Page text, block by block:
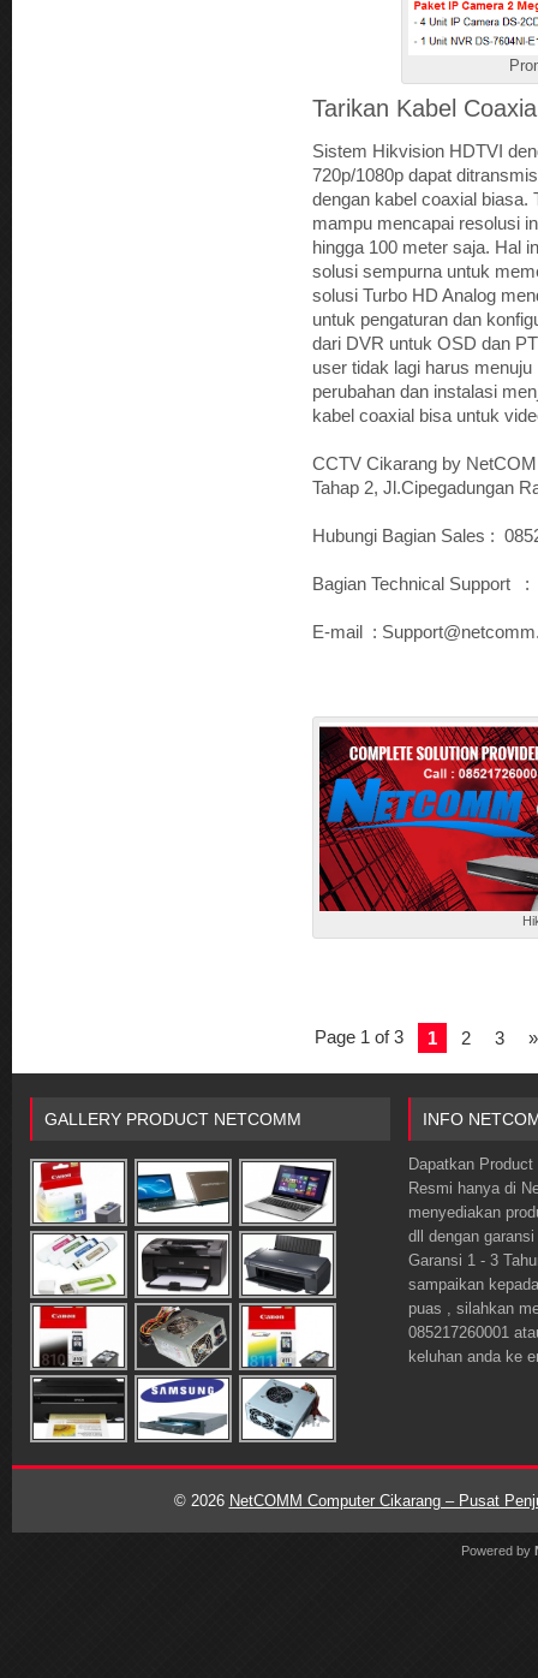
Tarikan Kabel
Sistem Hikvision HDTVI
720p/1080p dapat
dengan kabel coaxial biasa.
mampu mencapai resolusi
hingga 100 meter saja. Hal
solusi sempurna untuk
solusi Turbo HD Analog
untuk pengaturan dan
dari DVR untuk OSD dan
user tidak lagi harus
perubahan dan instalasi
kabel coaxial bisa untuk
CCTV Cikarang by
Tahap 2, Jl.Cipegadungan
Hubungi Bagian Sales :
Bagian Technical Support :
E-mail :
Page 1 of 3 1 2 3 »
GALLERY PRODUCT NETCOMM INFO
Dapatkan
Resmi hanya di
menyediakan
dll dengan
Garansi 1 - 3
sampaikan
puas , silahkan
085217260001
keluhan anda ke
© 2026 NetCOMM Computer Cikarang – Pusat
Powered by